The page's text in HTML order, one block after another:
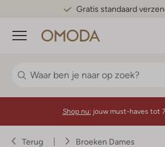
Gratis standaard
Menu
Shop nu: jouw must-haves tot
Terug Broeken Dames